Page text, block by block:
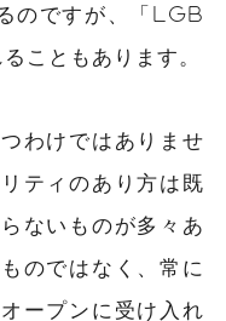
のですが、「LGB
こともあります。
わけではありませ
ティのあり方は既
ないものが多々あ
のではなく、常に
ープンに受け入れ